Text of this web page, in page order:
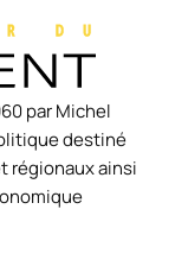
par Michel
destiné
régionaux ainsi